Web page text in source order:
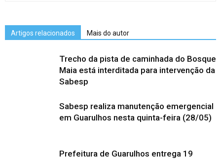
Artigos relacionados Mais do autor
Trecho da pista de caminhada do Bosque
Maia está interditada para intervenção da
Sabesp
Sabesp realiza manutenção emergencial
em Guarulhos nesta quinta-feira (28/05)
Prefeitura de Guarulhos entrega 19